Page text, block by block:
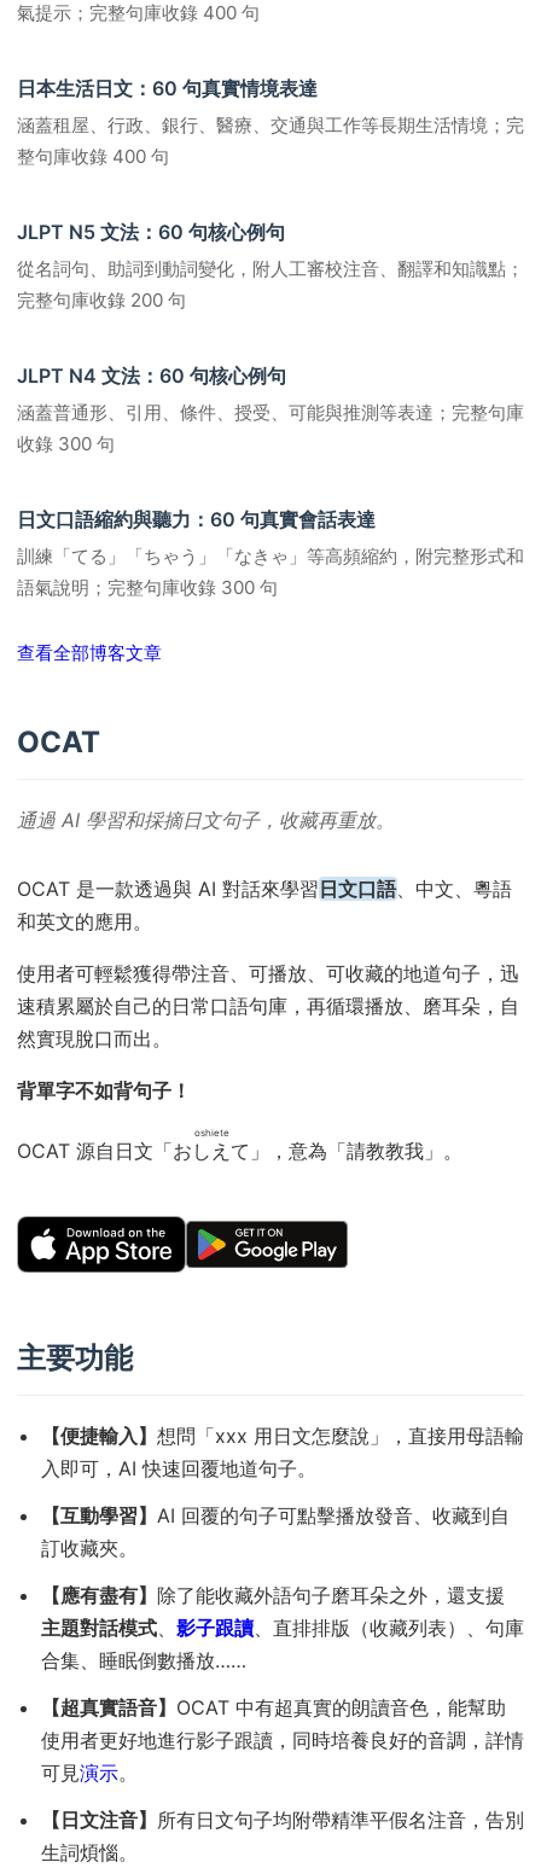
氣提示；完整句庫收錄 400 句
日本生活日文：60 句真實情境表達
涵蓋租屋、行政、銀行、醫療、交通與工作等長期生活情境；完
整句庫收錄 400 句
JLPT N5 文法：60 句核心例句
從名詞句、助詞到動詞變化，附人工審校注音、翻譯和知識點；
完整句庫收錄 200 句
JLPT N4 文法：60 句核心例句
涵蓋普通形、引用、條件、授受、可能與推測等表達；完整句庫
收錄 300 句
日文口語縮約與聽力：60 句真實會話表達
訓練「てる」「ちゃう」「なきゃ」等高頻縮約，附完整形式和
語氣說明；完整句庫收錄 300 句
查看全部博客文章
OCAT
通過 AI 學習和採摘日文句子，收藏再重放。
OCAT 是一款透過與 AI 對話來學習日文口語、中文、粵語
和英文的應用。
使用者可輕鬆獲得帶注音、可播放、可收藏的地道句子，迅
速積累屬於自己的日常口語句庫，再循環播放、磨耳朵，自
然實現脫口而出。
背單字不如背句子！
OCAT 源自日文「おしえて
oshiete
」，意為「請教教我」。
主要功能
【便捷輸入】 想問「xxx 用日文怎麼說」，直接用母語輸
入即可，AI 快速回覆地道句子。
【互動學習】 AI 回覆的句子可點擊播放發音、收藏到自
訂收藏夾。
【應有盡有】 除了能收藏外語句子磨耳朵之外，還支援
主題對話模式
影子跟讀 、直排排版（收藏列表）、句庫
合集、睡眠倒數播放……
【超真實語音】 OCAT 中有超真實的朗讀音色，能幫助
使用者更好地進行影子跟讀，同時培養良好的音調，詳情
可見演示。
【日文注音】 所有日文句子均附帶精準平假名注音，告別
生詞煩惱。